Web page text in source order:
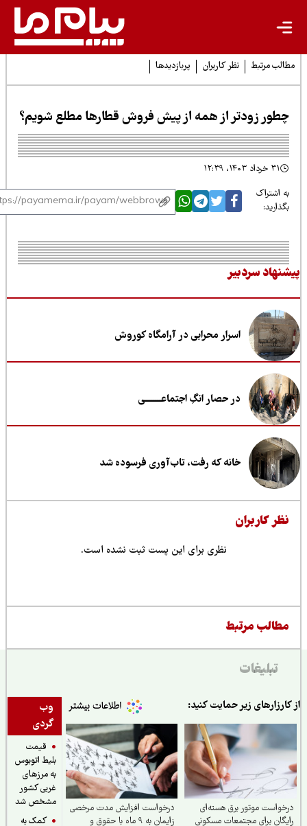
مرتبط نظر کاربران پربازدیدها
زودتر از همه از پیش فروش قطارها مطلع شویم؟
اشتراک
سردبیر
اسرار محرابی در آرامگاه کوروش
در حصار انگِ اجتماعــــــــی
خانه که رفت، تاب‌آوری فرسوده شد
کاربران
نظری برای این پست ثبت نشده است.
مرتبط
تبلیغات
وب
گردی
قیمت
بلیط اتوبوس
به مرزهای
غربی کشور
مشخص شد
کمک به
زیر حمایت کنید:
موتور برق هسته‌ای
برای مجتمعات مسکونی
درخواست افزایش مدت مرخصی
زایمان به ۹ ماه با حقوق و